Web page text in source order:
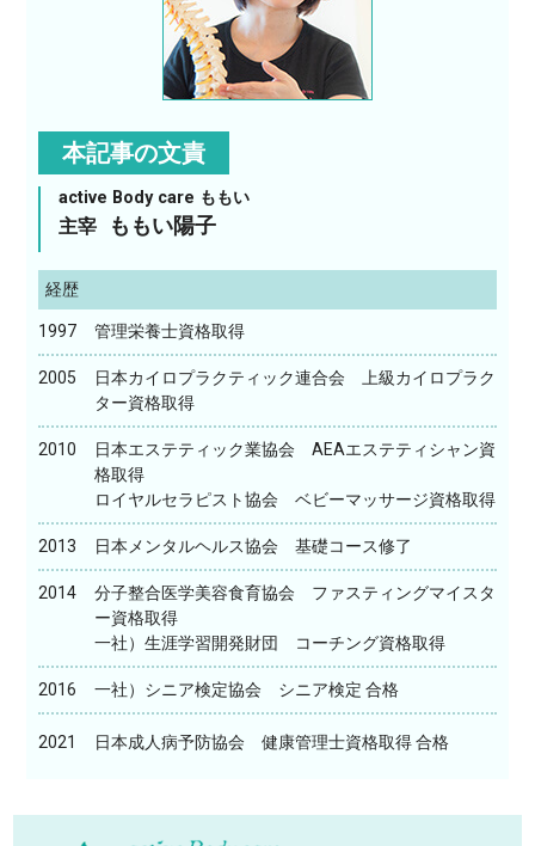
本記事の文責
active Body care ももい
主宰 ももい陽子
経歴
1997 管理栄養士資格取得
2005
日本カイロプラクティック連合会 上級カイロプラク
ター資格取得
2010
日本エステティック業協会 AEAエステティシャン資
格取得
ロイヤルセラピスト協会 ベビーマッサージ資格取得
2013 日本メンタルヘルス協会 基礎コース修了
2014
分子整合医学美容食育協会 ファスティングマイスタ
ー資格取得
一社）生涯学習開発財団 コーチング資格取得
2016 一社）シニア検定協会 シニア検定 合格
2021 日本成人病予防協会 健康管理士資格取得 合格